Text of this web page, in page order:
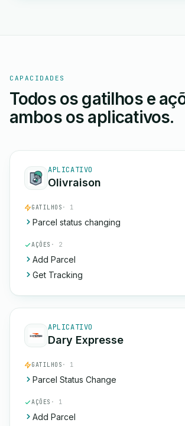
CAPACIDADES
Todos os gatilhos e
ambos os aplicativos.
APLICATIVO
Olivraison
GATILHOS · 1
Parcel status changing
AÇÕES · 2
Add Parcel
Get Tracking
APLICATIVO
Dary Expresse
GATILHOS · 1
Parcel Status Change
AÇÕES · 1
Add Parcel